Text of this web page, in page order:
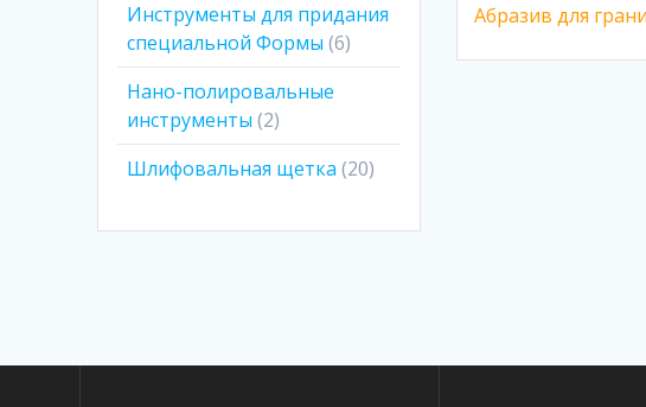
Инструменты для придания
специальной Формы 6
Нано-полировальные
инструменты 2
Шлифовальная щетка 20
Абразив для